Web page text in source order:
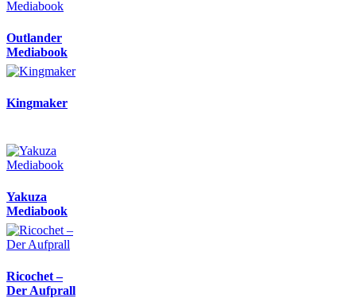
Outlander
Mediabook
Kingmaker
Yakuza
Mediabook
Ricochet –
Der Aufprall